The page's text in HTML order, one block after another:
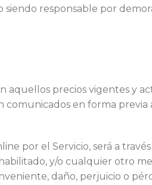
responsable por
aquellos precios vigentes y
en forma
por el Servicio, será a
y/o cualquier otro
daño, perjuicio o